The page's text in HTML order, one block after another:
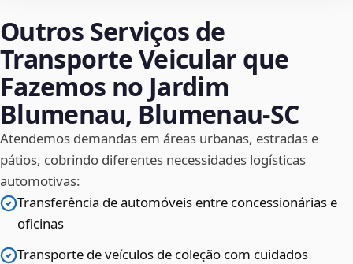
Outros Serviços de
Transporte Veicular que
Fazemos no Jardim
Blumenau, Blumenau‑SC
Atendemos demandas em áreas urbanas, estradas e
pátios, cobrindo diferentes necessidades logísticas
automotivas:
Transferência de automóveis entre concessionárias e
oficinas
Transporte de veículos de coleção com cuidados